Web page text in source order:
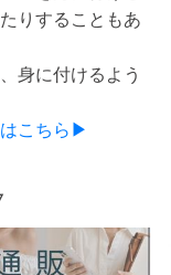
りすることもあ
身に付けるよう
こちら▶